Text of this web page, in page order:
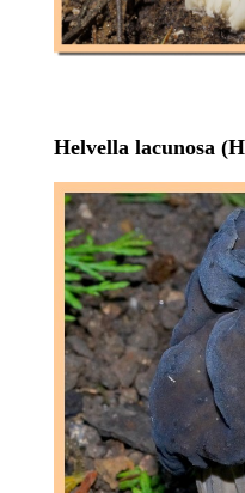
Helvella lacunosa